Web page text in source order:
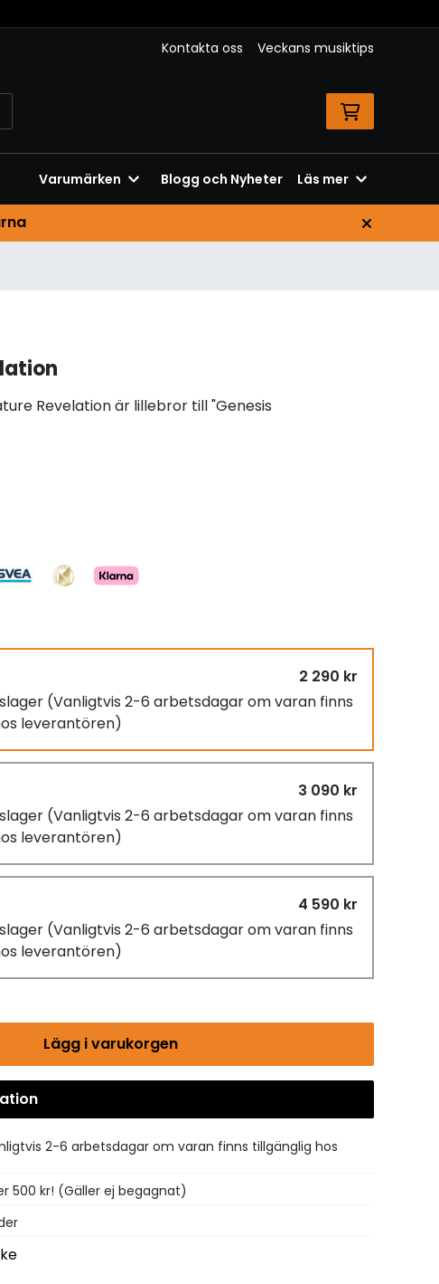
Kontakta oss Veckans musiktips
Varumärken Blogg och Nyheter Läs mer
Revelation är lillebror till "Genesis
2 290 kr
(Vanligtvis 2-6 arbetsdagar om varan finns
leverantören)
3 090 kr
(Vanligtvis 2-6 arbetsdagar om varan finns
leverantören)
4 590 kr
(Vanligtvis 2-6 arbetsdagar om varan finns
leverantören)
Lägg i varukorgen
2-6 arbetsdagar om varan finns tillgänglig hos
500 kr! (Gäller ej begagnat)